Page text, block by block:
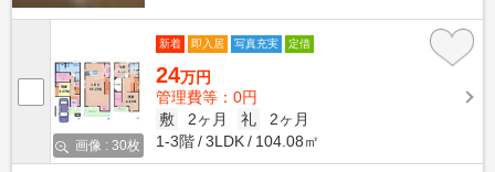
画像 : 30枚
新着 即入居 写真充実 定借
24万円
管理費等：0円
敷
2ヶ月 礼
2ヶ月
1-3階
3LDK 104.08㎡